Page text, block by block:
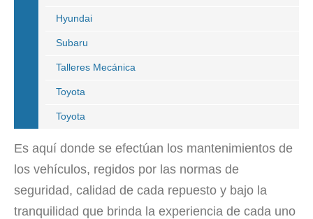
Hyundai
Subaru
Talleres Mecánica
Toyota
Toyota
Es aquí donde se efectúan los mantenimientos de
los vehículos, regidos por las normas de
seguridad, calidad de cada repuesto y bajo la
tranquilidad que brinda la experiencia de cada uno